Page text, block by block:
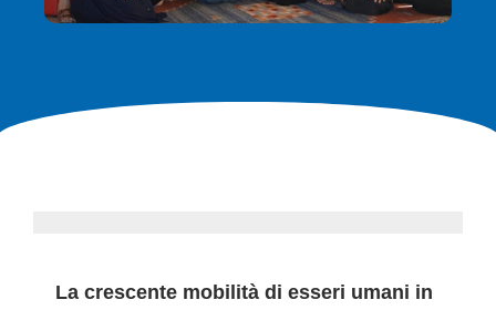
La crescente mobilità di esseri umani in